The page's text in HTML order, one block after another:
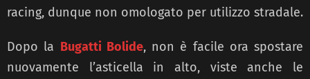
racing, dunque non omologato per utilizzo stradale.
Dopo la Bugatti Bolide, non è facile ora spostare
nuovamente l’asticella in alto, viste anche le